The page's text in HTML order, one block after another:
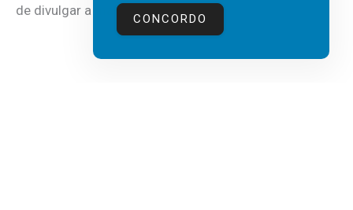
de divulgar a mais recente...
CONCORDO